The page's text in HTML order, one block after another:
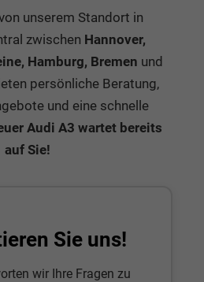
unserem Standort in
zwischen Hannover,
Hamburg, Bremen und
persönliche Beratung,
und eine schnelle
Audi A3 wartet bereits
auf Sie!
Sie uns!
wir Ihre Fragen zu